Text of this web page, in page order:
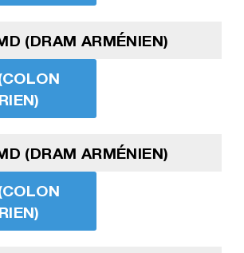
(DRAM ARMÉNIEN)
(DRAM ARMÉNIEN)